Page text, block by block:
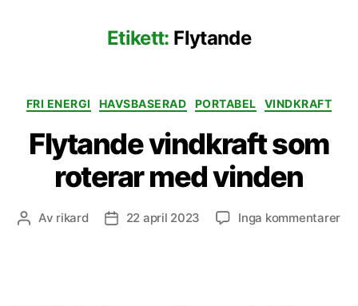
Etikett: Flytande
Kategorier
FRI ENERGI HAVSBASERAD PORTABEL VINDKRAFT
Flytande vindkraft som
roterar med vinden
Inläggsförfattare
Av rikard Inläggsdatum
22 april 2023 Inga kommentarertill